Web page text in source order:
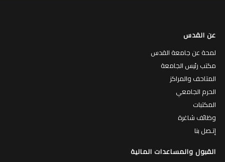
عن القدس
لمحة عن جامعة القدس
مكتب رئيس الجامعة
المتاحف والمراكز
الحرم الجامعي
المكتبات
وظائف شاغرة
إتـصل بنا
القبول والمساعدات المالية